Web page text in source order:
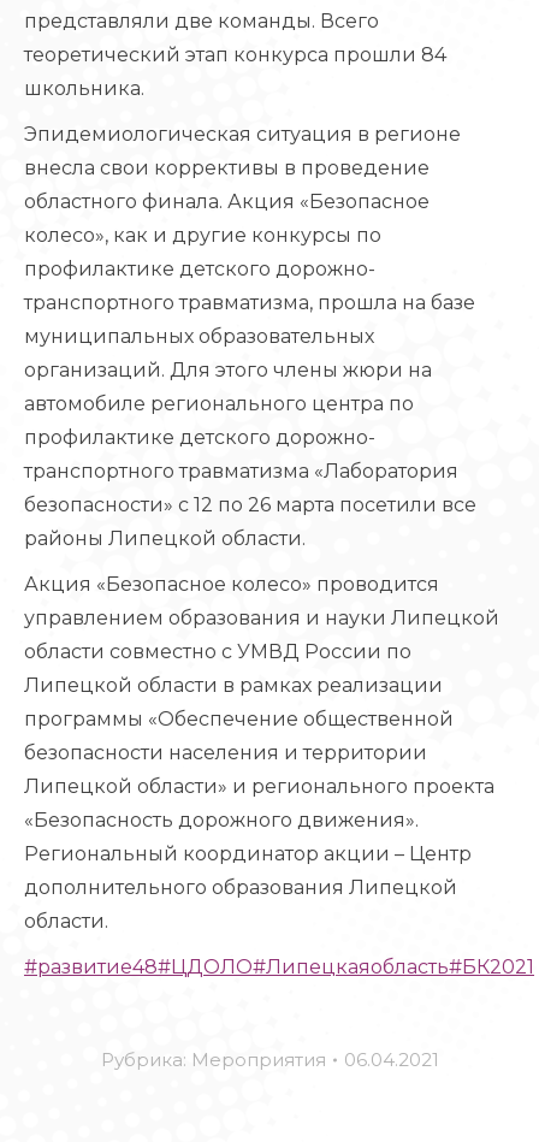
представляли две команды. Всего
теоретический этап конкурса прошли 84
школьника.
Эпидемиологическая ситуация в регионе
внесла свои коррективы в проведение
областного финала. Акция «Безопасное
колесо», как и другие конкурсы по
профилактике детского дорожно-
транспортного травматизма, прошла на базе
муниципальных образовательных
организаций. Для этого члены жюри на
автомобиле регионального центра по
профилактике детского дорожно-
транспортного травматизма «Лаборатория
безопасности» с 12 по 26 марта посетили все
районы Липецкой области.
Акция «Безопасное колесо» проводится
управлением образования и науки Липецкой
области совместно с УМВД России по
Липецкой области в рамках реализации
программы «Обеспечение общественной
безопасности населения и территории
Липецкой области» и регионального проекта
«Безопасность дорожного движения».
Региональный координатор акции – Центр
дополнительного образования Липецкой
области.
#развитие48#ЦДОЛО#Липецкаяобласть#БК2021
Рубрика: Мероприятия 06.04.2021